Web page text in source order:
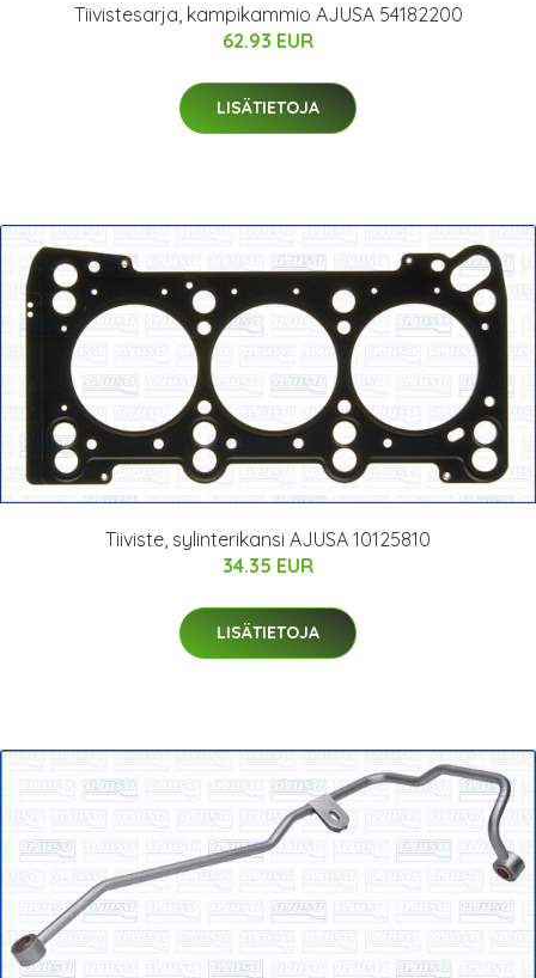
Tiivistesarja, kampikammio AJUSA 54182200
62.93 EUR
LISÄTIETOJA
Tiiviste, sylinterikansi AJUSA 10125810
34.35 EUR
LISÄTIETOJA